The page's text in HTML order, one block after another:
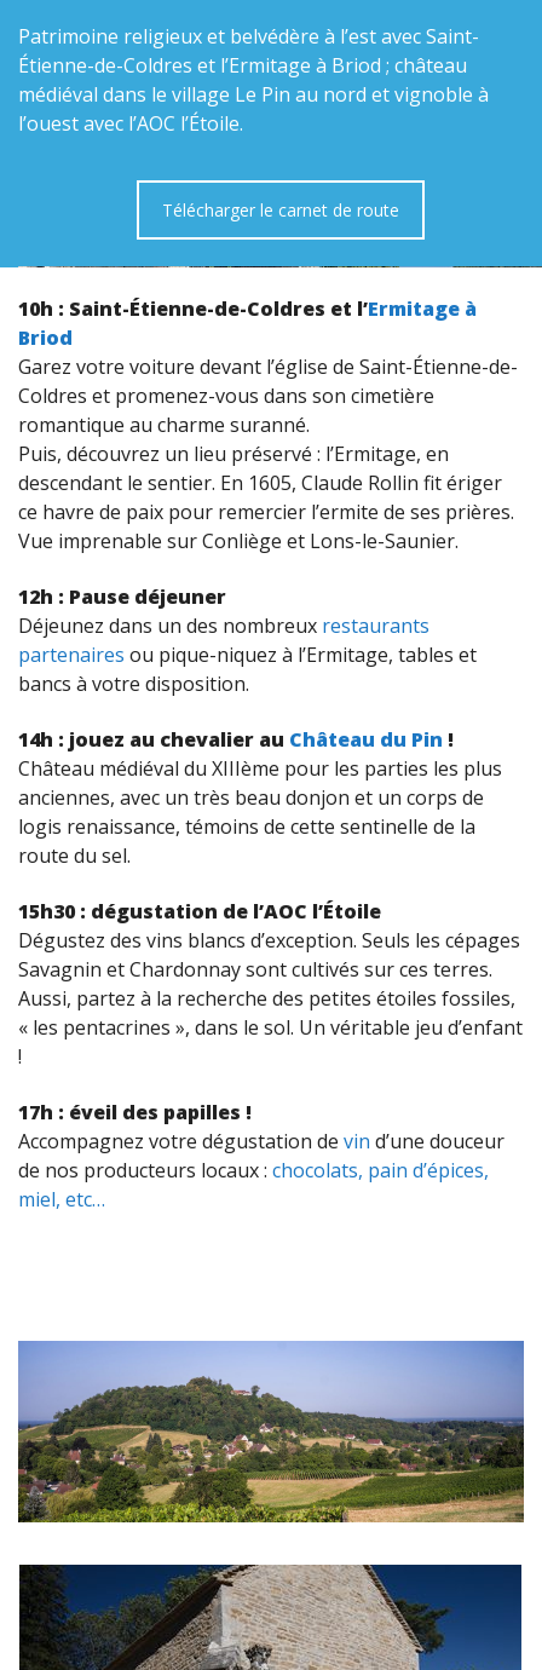
Patrimoine religieux et belvédère à l’est avec Saint-
Étienne-de-Coldres et l’Ermitage à Briod ; château
médiéval dans le village Le Pin au nord et vignoble à
l’ouest avec l’AOC l’Étoile.
Télécharger le carnet de route
10h : Saint-Étienne-de-Coldres et l’Ermitage à
Briod
Garez votre voiture devant l’église de Saint-Étienne-de-
Coldres et promenez-vous dans son cimetière
romantique au charme suranné.
Puis, découvrez un lieu préservé : l’Ermitage, en
descendant le sentier. En 1605, Claude Rollin fit ériger
ce havre de paix pour remercier l’ermite de ses prières.
Vue imprenable sur Conliège et Lons-le-Saunier.
12h : Pause déjeuner
Déjeunez dans un des nombreux restaurants
partenaires ou pique-niquez à l’Ermitage, tables et
bancs à votre disposition.
14h : jouez au chevalier au Château du Pin !
Château médiéval du XIIIème pour les parties les plus
anciennes, avec un très beau donjon et un corps de
logis renaissance, témoins de cette sentinelle de la
route du sel.
15h30 : dégustation de l’AOC l’Étoile
Dégustez des vins blancs d’exception. Seuls les cépages
Savagnin et Chardonnay sont cultivés sur ces terres.
Aussi, partez à la recherche des petites étoiles fossiles,
« les pentacrines », dans le sol. Un véritable jeu d’enfant
!
17h : éveil des papilles !
Accompagnez votre dégustation de vin d’une douceur
de nos producteurs locaux : chocolats, pain d’épices,
miel, etc…